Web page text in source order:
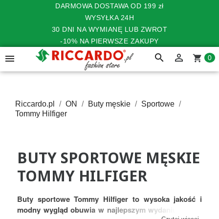
DARMOWA DOSTAWA OD 199 zł
WYSYŁKA 24H
30 DNI NA WYMIANĘ LUB ZWROT
-10% NA PIERWSZE ZAKUPY
 search  shopping_cart 0
Riccardo.pl ON Buty męskie
Sportowe
Tommy Hilfiger
BUTY SPORTOWE MĘSKIE
TOMMY HILFIGER
Buty sportowe Tommy Hilfiger to wysoka jakość i
modny wygląd obuwia w najlepszym wydaniu